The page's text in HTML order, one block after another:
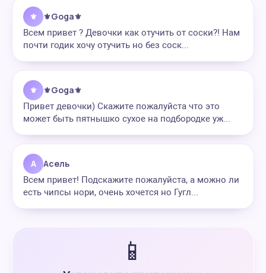
⚜ ⚜️Goga⚜️
Всем привет ? Девочки как отучить от соски?! Нам
почти годик хочу отучить но без соск...
⚜ ⚜️Goga⚜️
Привет девочки) Скажите пожалуйста что это
может быть пятнышко сухое на подбородке уж...
А Асель
Всем привет! Подскажите пожалуйста, а можно ли
есть чипсы нори, очень хочется но Гугл...
📱